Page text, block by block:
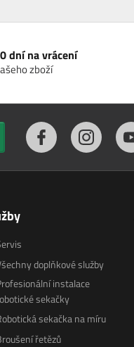
dní na vrácení
zboží
doplňkové služby
instalace
sekačky
sekačka na míru
řetězů